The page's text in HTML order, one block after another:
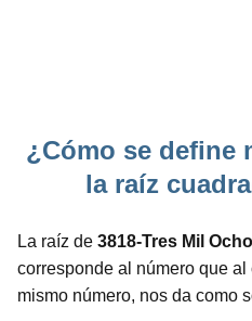
¿Cómo se define
la raíz
La raíz de 3818-Tres Mil
corresponde al número que
mismo número, nos da como